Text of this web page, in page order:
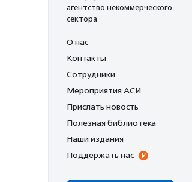
агентство некоммерческого
сектора
О нас
Контакты
Сотрудники
Мероприятия АСИ
Прислать новость
Полезная библиотека
Наши издания
Поддержать нас